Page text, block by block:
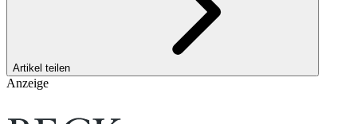
Artikel teilen
Anzeige